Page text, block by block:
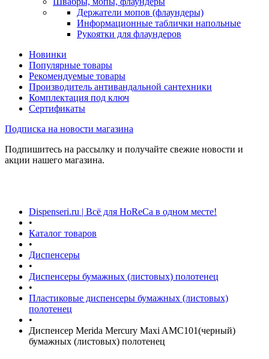
Держатели мопов (флаундеры)
Информационные таблички напольные
Рукоятки для флаундеров
Новинки
Популярные товары
Рекомендуемые товары
Производитель антивандальной сантехники
Комплектация под ключ
Сертификаты
Подписка на новости магазина
Подпишитесь на рассылку и получайте свежие новости и
акции нашего магазина.
Dispenseri.ru | Всё для HoReCa в одном месте!
•
Каталог товаров
•
Диспенсеры
•
Диспенсеры бумажных (листовых) полотенец
•
Пластиковые диспенсеры бумажных (листовых)
полотенец
•
Диспенсер Merida Mercury Maxi AMC101(черный)
бумажных (листовых) полотенец